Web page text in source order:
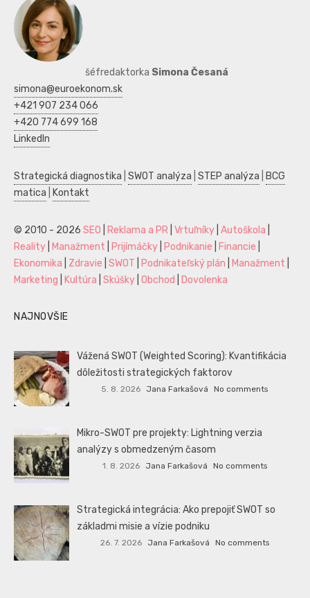
šéfredaktorka Simona Česaná
simona@euroekonom.sk
+421 907 234 066
+420 774 699 168
LinkedIn
Strategická diagnostika SWOT analýza STEP analýza
BCG
matica
Kontakt
© 2010 - 2026 SEO Reklama a PR Vrtuľníky Autoškola
Reality
Manažment Prijímáčky Podnikanie Financie
Ekonomika
Zdravie SWOT Podnikateľský plán Manažment
Marketing
Kultúra Skúšky Obchod Dovolenka
NAJNOVŠIE
Vážená SWOT (Weighted Scoring): Kvantifikácia
dôležitosti strategických faktorov
5. 8. 2026 Jana Farkašová No comments
Mikro-SWOT pre projekty: Lightning verzia
analýzy s obmedzeným časom
1. 8. 2026 Jana Farkašová No comments
Strategická integrácia: Ako prepojiť SWOT so
základmi misie a vízie podniku
26. 7. 2026 Jana Farkašová No comments